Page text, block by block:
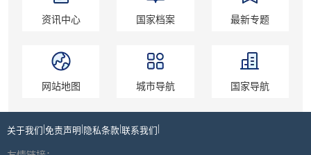
资讯中心 国家档案 最新专题
网站地图 城市导航 国家导航
关于我们 |免责声明 | 隐私条款|联系我们 |